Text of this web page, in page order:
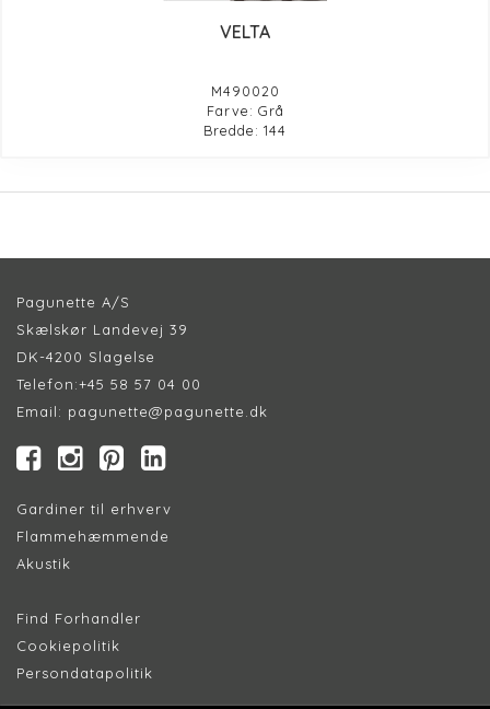
VELTA
M490020
Farve: Grå
Bredde: 144
Pagunette A/S
Skælskør Landevej 39
DK-4200 Slagelse
Telefon:+45 58 57 04 00
Email: pagunette@pagunette.dk
Gardiner til erhverv
Flammehæmmende
Akustik
Find Forhandler
Cookiepolitik
Persondatapolitik